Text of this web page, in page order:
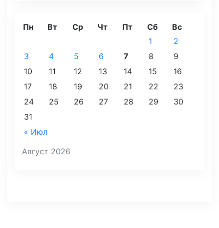
Август 2026
Пн Вт Ср Чт Пт Сб Вс
« Июл
1
2
3
4 5 6 7 8
9
10
11 12 13 14 15
16
17
18 19 20 21 22
23
24
25 26 27 28 29
30
31